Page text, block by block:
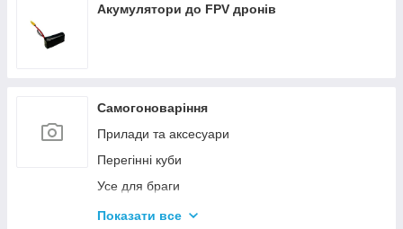
Акумулятори до FPV дронів
Самогоноваріння
Прилади та аксесуари
Перегінні куби
Усе для браги
Комплектуючі та запчастини
Показати все